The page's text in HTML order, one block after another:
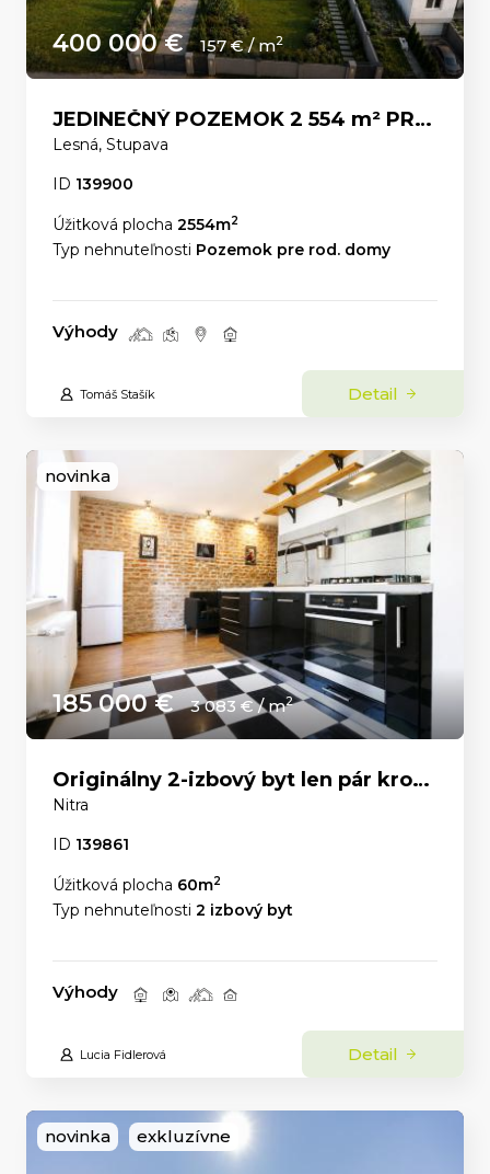
400 000 € 157 € / m2
JEDINEČNÝ POZEMOK 2 554 m² PRE LUXUSNÉ RODINNÉ SÍDLO POD LESOM – Stupava ul.Lesná
Lesná, Stupava
ID 139900
Úžitková plocha 2554m2
Typ nehnuteľnosti Pozemok pre rod. domy
Výhody
Tomáš Stašík Detail
novinka
185 000 € 3 083 € / m2
Originálny 2-izbový byt len pár krokov od Nitrianskeho hradu
Nitra
ID 139861
Úžitková plocha 60m2
Typ nehnuteľnosti 2 izbový byt
Výhody
Lucia Fidlerová Detail
novinka exkluzívne